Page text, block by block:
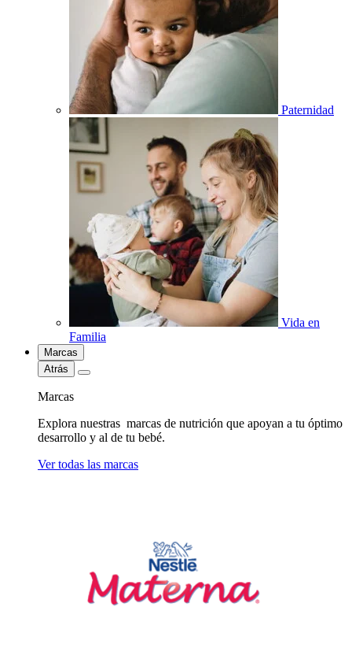
Paternidad
Vida en
Familia
Marcas
Atrás
Marcas
Explora nuestras marcas de nutrición que apoyan a tu óptimo
desarrollo y al de tu bebé.
Ver todas las marcas